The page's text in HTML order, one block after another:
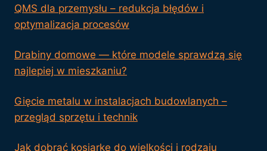
QMS dla przemysłu – redukcja błędów i
optymalizacja procesów
Drabiny domowe — które modele sprawdzą się
najlepiej w mieszkaniu?
Gięcie metalu w instalacjach budowlanych –
przegląd sprzętu i technik
Jak dobrać kosiarkę do wielkości i rodzaju